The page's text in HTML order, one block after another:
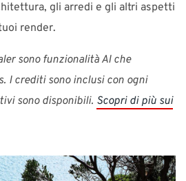
gli arredi e gli altri aspetti
render.
sono funzionalità AI che
I crediti sono inclusi con ogni
sono disponibili. Scopri di più sui